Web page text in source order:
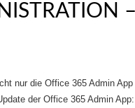
nur die Office 365 Admin
der Office 365 Admin App: